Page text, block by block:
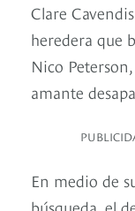
Clare
heredera que
Nico Peterson,
amante
En medio de
búsqueda, el